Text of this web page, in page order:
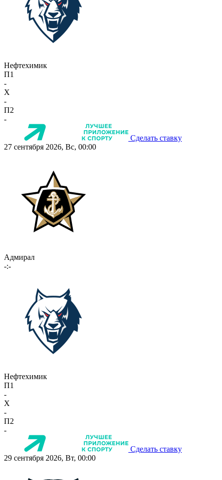
Нефтехимик
П1
-
X
-
П2
-
Сделать ставку
27 сентября 2026, Вс, 00:00
Адмирал
-:-
Нефтехимик
П1
-
X
-
П2
-
Сделать ставку
29 сентября 2026, Вт, 00:00